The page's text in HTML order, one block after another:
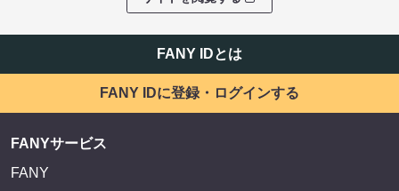
FANY IDとは
FANY IDに登録・ログインする
FANYサービス
FANY